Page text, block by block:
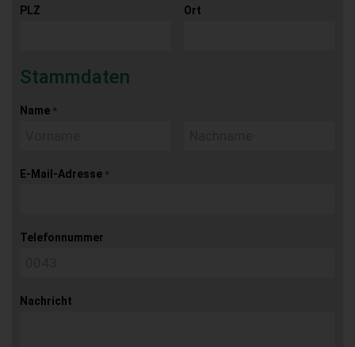
PLZ Ort
Stammdaten
Name *
E-Mail-Adresse *
Telefonnummer
Nachricht